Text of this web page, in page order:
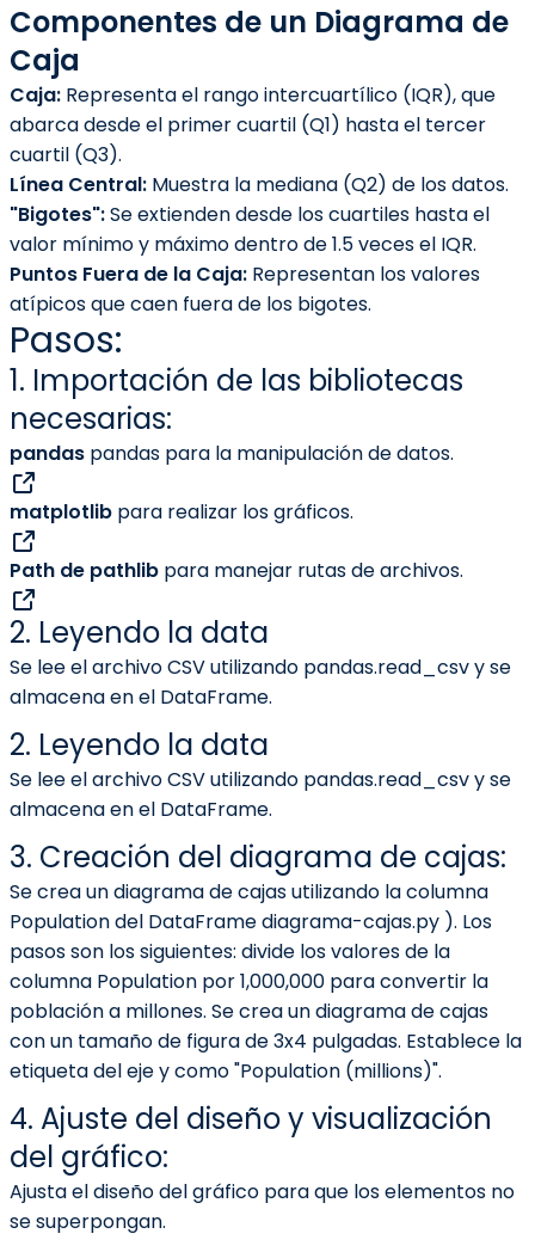
Componentes de un Diagrama de
Caja
Caja: Representa el rango intercuartílico (IQR), que
abarca desde el primer cuartil (Q1) hasta el tercer
cuartil (Q3).
Línea Central: Muestra la mediana (Q2) de los datos.
"Bigotes":Se extienden desde los cuartiles hasta el
valor mínimo y máximo dentro de 1.5 veces el IQR.
Puntos Fuera de la Caja: Representan los valores
atípicos que caen fuera de los bigotes.
Pasos:
1. Importación de las bibliotecas
necesarias:
pandas pandas para la manipulación de datos.
matplotlib para realizar los gráficos.
Path de pathlib para manejar rutas de archivos.
2. Leyendo la data
Se lee el archivo CSV utilizando pandas.read_csv y se
almacena en el DataFrame.
2. Leyendo la data
Se lee el archivo CSV utilizando pandas.read_csv y se
almacena en el DataFrame.
3. Creación del diagrama de cajas:
Se crea un diagrama de cajas utilizando la columna
Population del DataFrame diagrama-cajas.py ). Los
pasos son los siguientes: divide los valores de la
columna Population por 1,000,000 para convertir la
población a millones. Se crea un diagrama de cajas
con un tamaño de figura de 3x4 pulgadas. Establece la
etiqueta del eje y como "Population (millions)".
4. Ajuste del diseño y visualización
del gráfico:
Ajusta el diseño del gráfico para que los elementos no
se superpongan.